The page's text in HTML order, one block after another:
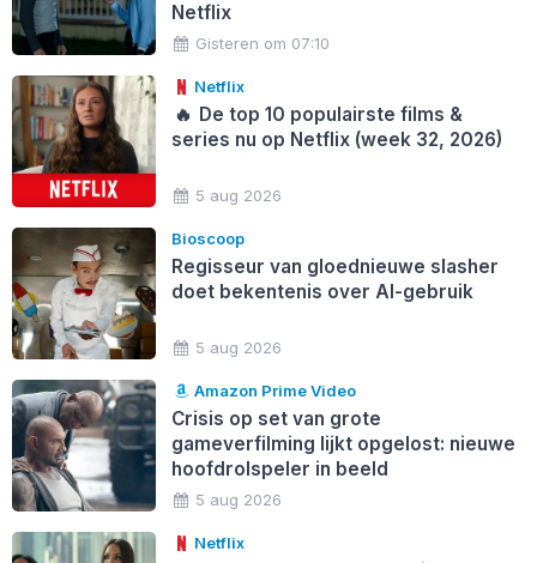
Netflix
Gisteren om 07:10
Netflix
🔥 De top 10 populairste films &
series nu op Netflix (week 32, 2026)
5 aug 2026
Bioscoop
Regisseur van gloednieuwe slasher
doet bekentenis over AI-gebruik
5 aug 2026
Amazon Prime Video
Crisis op set van grote
gameverfilming lijkt opgelost: nieuwe
hoofdrolspeler in beeld
5 aug 2026
Netflix